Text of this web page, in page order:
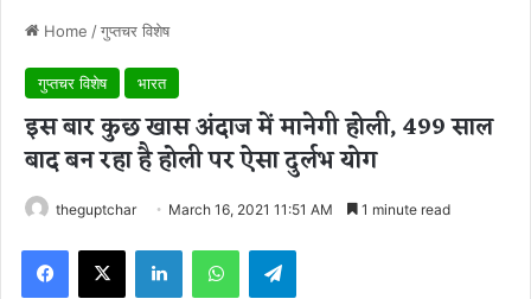
Home /गुप्तचर विशेष
गुप्तचर विशेष भारत
इस बार कुछ खास अंदाज में मानेगी होली, 499 साल
बाद बन रहा है होली पर ऐसा दुर्लभ योग
theguptchar March 16, 2021 11:51 AM 1 minute read